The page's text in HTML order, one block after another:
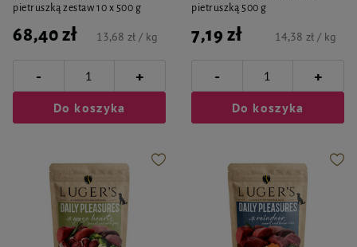
pietruszką zestaw 10 x 500 g
68,40 zł 13,68 zł / kg
- +
Do koszyka
pietruszką 500 g
7,19 zł 14,38 zł / kg
- +
Do koszyka